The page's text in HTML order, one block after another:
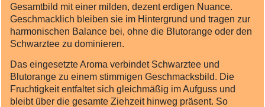
Gesamtbild mit einer milden, dezent erdigen Nuance.
Geschmacklich bleiben sie im Hintergrund und tragen zur
harmonischen Balance bei, ohne die Blutorange oder den
Schwarztee zu dominieren.
Das eingesetzte Aroma verbindet Schwarztee und
Blutorange zu einem stimmigen Geschmacksbild. Die
Fruchtigkeit entfaltet sich gleichmäßig im Aufguss und
bleibt über die gesamte Ziehzeit hinweg präsent. So